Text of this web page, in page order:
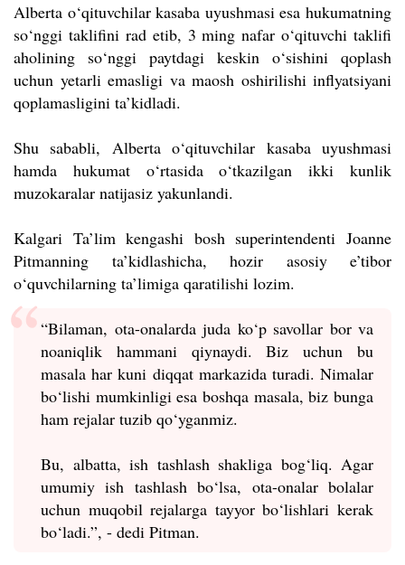
Alberta o‘qituvchilar kasaba uyushmasi esa hukumatning
so‘nggi taklifini rad etib, 3 ming nafar o‘qituvchi taklifi
aholining so‘nggi paytdagi keskin o‘sishini qoplash
uchun yetarli emasligi va maosh oshirilishi inflyatsiyani
qoplamasligini ta’kidladi.
Shu sababli, Alberta o‘qituvchilar kasaba uyushmasi
hamda hukumat o‘rtasida o‘tkazilgan ikki kunlik
muzokaralar natijasiz yakunlandi.
Kalgari Ta’lim kengashi bosh superintendenti Joanne
Pitmanning ta’kidlashicha, hozir asosiy e’tibor
o‘quvchilarning ta’limiga qaratilishi lozim.
“Bilaman, ota-onalarda juda ko‘p savollar bor va
noaniqlik hammani qiynaydi. Biz uchun bu
masala har kuni diqqat markazida turadi. Nimalar
bo‘lishi mumkinligi esa boshqa masala, biz bunga
ham rejalar tuzib qo‘yganmiz.
Bu, albatta, ish tashlash shakliga bog‘liq. Agar
umumiy ish tashlash bo‘lsa, ota-onalar bolalar
uchun muqobil rejalarga tayyor bo‘lishlari kerak
bo‘ladi.”, - dedi Pitman.